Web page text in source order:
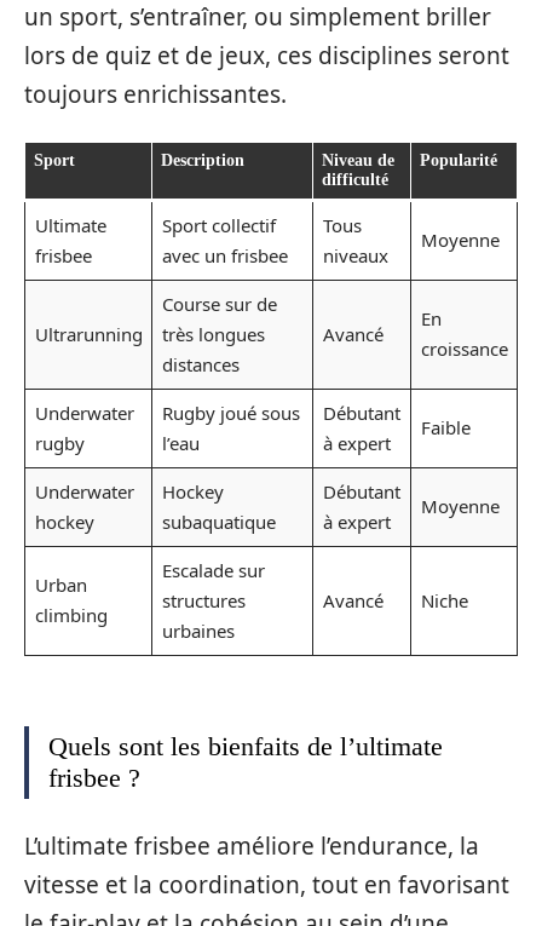
un sport, s’entraîner, ou simplement briller
lors de quiz et de jeux, ces disciplines seront
toujours enrichissantes.
Sport Description
Niveau de
difficulté
Popularité
Ultimate
frisbee
Sport collectif
avec un frisbee
Tous
niveaux
Moyenne
Ultrarunning
Course sur de
très longues
distances
Avancé
En
croissance
Underwater
rugby
Rugby joué sous
l’eau
Débutant
à expert
Faible
Underwater
hockey
Hockey
subaquatique
Débutant
à expert
Moyenne
Urban
climbing
Escalade sur
structures
urbaines
Avancé Niche
Quels sont les bienfaits de l’ultimate
frisbee ?
L’ultimate frisbee améliore l’endurance, la
vitesse et la coordination, tout en favorisant